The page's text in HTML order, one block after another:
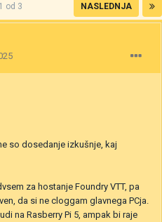
NASLEDNJA
od 3
so dosedanje izkušnje, kaj
za hostanje Foundry VTT, pa
da si ne cloggam glavnega PCja.
na Rasberry Pi 5, ampak bi raje